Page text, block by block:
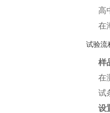
高
在
试验流
样
在
试
设